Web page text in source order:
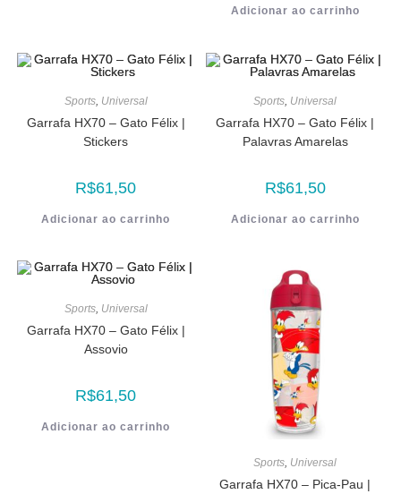
Adicionar ao carrinho
Sports, Universal
Garrafa HX70 – Gato Félix |
Stickers
R$61,50
Adicionar ao carrinho
Sports, Universal
Garrafa HX70 – Gato Félix |
Palavras Amarelas
R$61,50
Adicionar ao carrinho
Sports, Universal
Garrafa HX70 – Gato Félix |
Assovio
R$61,50
Adicionar ao carrinho
Sports Universal
Garrafa HX70 – Pica-Pau |